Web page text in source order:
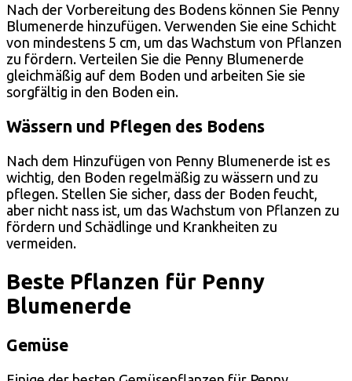
Nach der Vorbereitung des Bodens können Sie Penny
Blumenerde hinzufügen. Verwenden Sie eine Schicht
von mindestens 5 cm, um das Wachstum von Pflanzen
zu fördern. Verteilen Sie die Penny Blumenerde
gleichmäßig auf dem Boden und arbeiten Sie sie
sorgfältig in den Boden ein.
Wässern und Pflegen des Bodens
Nach dem Hinzufügen von Penny Blumenerde ist es
wichtig, den Boden regelmäßig zu wässern und zu
pflegen. Stellen Sie sicher, dass der Boden feucht,
aber nicht nass ist, um das Wachstum von Pflanzen zu
fördern und Schädlinge und Krankheiten zu
vermeiden.
Beste Pflanzen für Penny
Blumenerde
Gemüse